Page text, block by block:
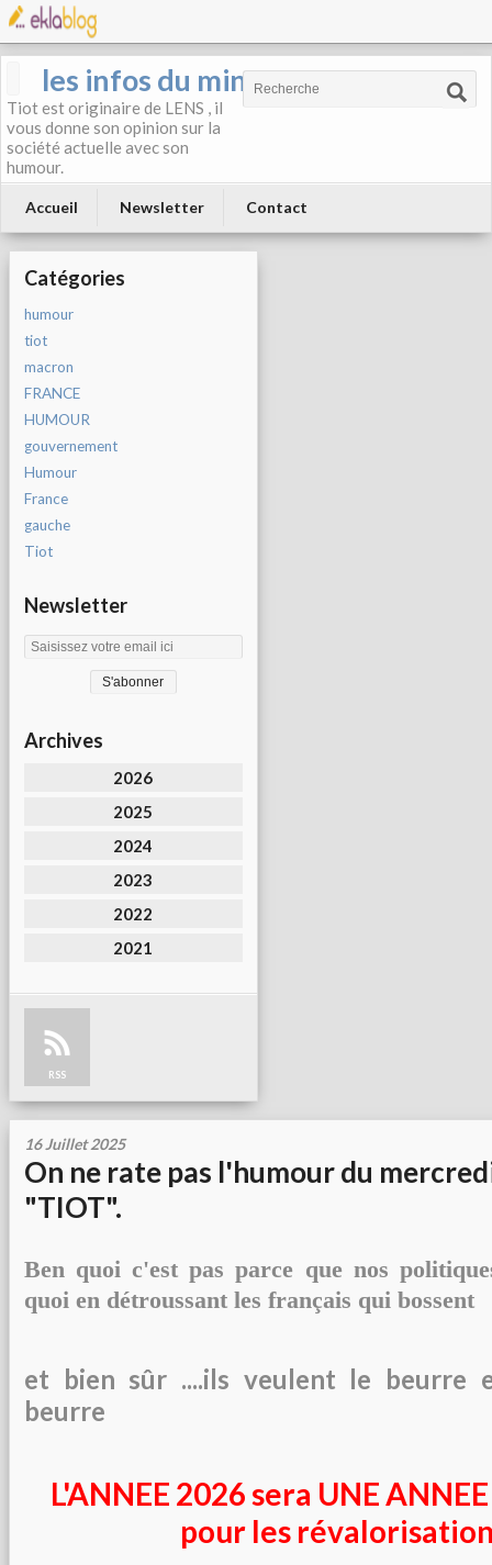
les infos du mineur
Tiot est originaire de LENS , il
vous donne son opinion sur la
société actuelle avec son
humour.
Accueil Newsletter Contact
Catégories
humour
tiot
macron
FRANCE
HUMOUR
gouvernement
Humour
France
gauche
Tiot
Newsletter
Archives
2026
2025
2024
2023
2022
2021
RSS
16 Juillet 2025
On ne rate pas l'humour du
"TIOT".
Ben quoi c'est pas parce que nos
quoi en détroussant les français qui bossent
et bien sûr ....ils veulent le beurre
beurre
L'ANNEE 2026 sera UNE
pour les